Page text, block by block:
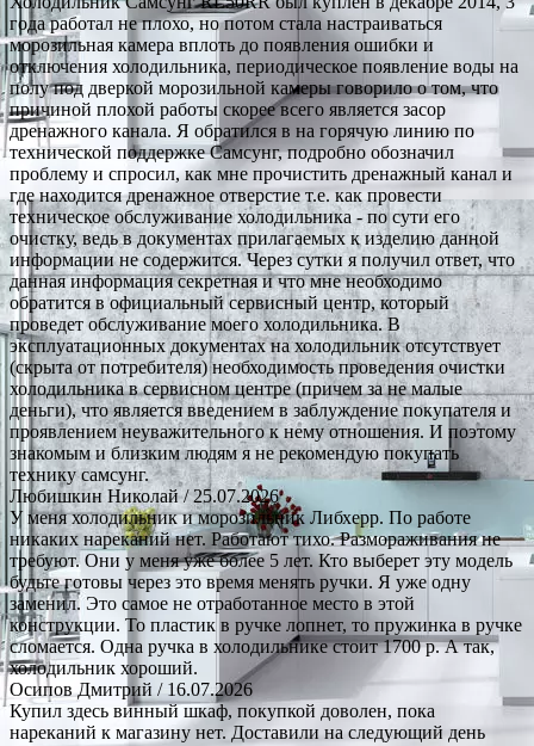
года работал не плохо, но потом стала настраиваться
морозильная камера вплоть до появления ошибки и
отключения холодильника, периодическое появление воды на
полу под дверкой морозильной камеры говорило о том, что
причиной плохой работы скорее всего является засор
дренажного канала. Я обратился в на горячую линию по
технической поддержке Самсунг, подробно обозначил
проблему и спросил, как мне прочистить дренажный канал и
где находится дренажное отверстие т.е. как провести
техническое обслуживание холодильника - по сути его
очистку, ведь в документах прилагаемых к изделию данной
информации не содержится. Через сутки я получил ответ, что
данная информация секретная и что мне необходимо
обратится в официальный сервисный центр, который
проведет обслуживание моего холодильника. В
эксплуатационных документах на холодильник отсутствует
(скрыта от потребителя) необходимость проведения очистки
холодильника в сервисном центре (причем за не малые
деньги), что является введением в заблуждение покупателя и
проявлением неуважительного к нему отношения. И поэтому
знакомым и близким людям я не рекомендую покупать
технику самсунг.
Любишкин Николай/ 25.07.2026
У меня холодильник и морозильник Либхерр. По работе
никаких нареканий нет. Работают тихо. Размораживания не
требуют. Они у меня уже более 5 лет. Кто выберет эту модель
будьте готовы через это время менять ручки. Я уже одну
заменил. Это самое не отработанное место в этой
конструкции. То пластик в ручке лопнет, то пружинка в ручке
сломается. Одна ручка в холодильнике стоит 1700 р. А так,
холодильник хороший.
Осипов Дмитрий / 16.07.2026
Купил здесь винный шкаф, покупкой доволен, пока
нареканий к магазину нет. Доставили на следующий день